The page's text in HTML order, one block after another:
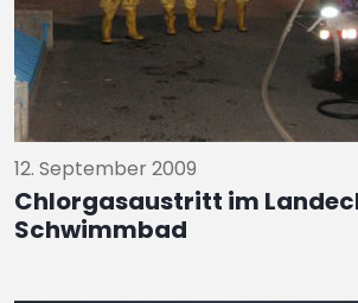
12. September 2009
Chlorgasaustritt im
Schwimmbad